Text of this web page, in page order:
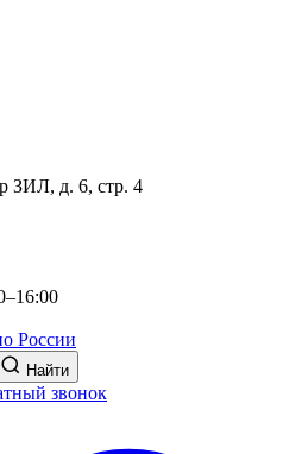
ЗИЛ, д. 6, стр. 4
России
Найти
звонок